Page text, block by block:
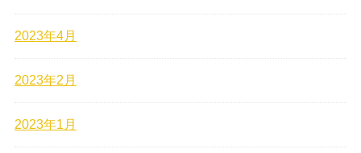
2023年4月
2023年2月
2023年1月